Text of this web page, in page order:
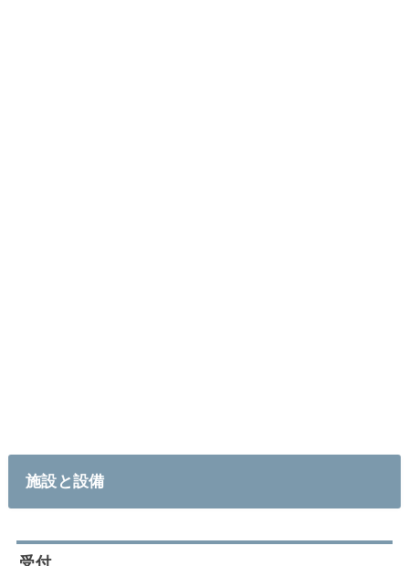
施設と設備